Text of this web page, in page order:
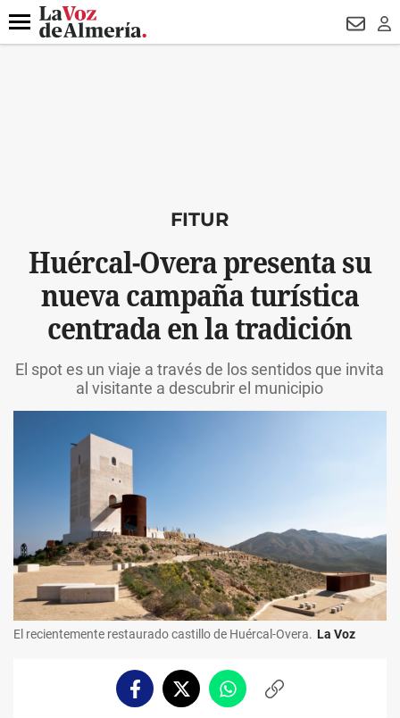
DESTACADO CONDENADOS
Menú
FITUR
Huércal-Overa presenta su
nueva campaña turística
centrada en la tradición
El spot es un viaje a través de los sentidos que invita
al visitante a descubrir el municipio
El recientemente restaurado castillo de Huércal-Overa. La Voz
FacebookTwitterWhatsappCopiar